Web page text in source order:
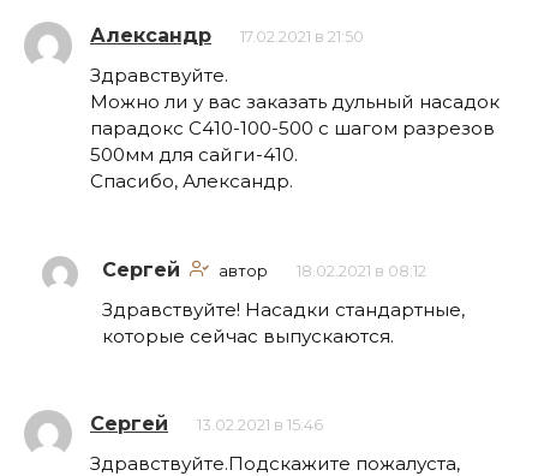
Александр 17.02.2021 в 21:50
Здравствуйте.
Можно ли у вас заказать дульный насадок
парадокс С410-100-500 с шагом разрезов
500мм для сайги-410.
Спасибо, Александр.
Сергей автор 18.02.2021 в 08:12
Здравствуйте! Насадки стандартные,
которые сейчас выпускаются.
Сергей 13.02.2021 в 15:46
Здравствуйте.Подскажите пожалуста,